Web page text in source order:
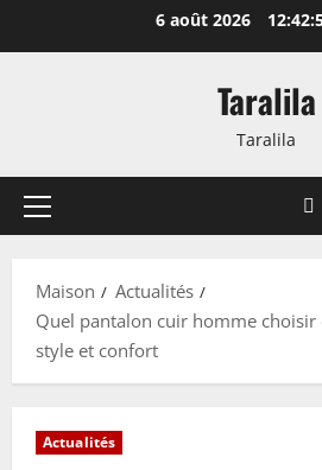
au
6 août 2026
Taralila
Taralila
Menu
Maison
Actualités
Quel pantalon cuir homme
style et confort
Actualités